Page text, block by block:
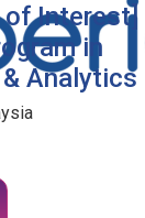
of Interest]
in
Analytics